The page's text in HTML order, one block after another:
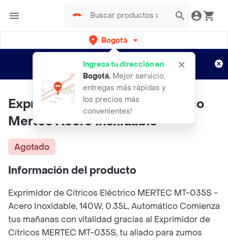
Bogotá
Ingresa tu dirección en
Bogotá. Mejor servicio,
entregas más rápidas y
los precios más
convenientes!
envíos gratis por semanas
Aplican TyC
Exprimidor Electrico Automatico
Mertec Acero Inoxidable
Agotado
Información del producto
Exprimidor de Cítricos Eléctrico MERTEC MT-035S -
Acero Inoxidable, 140W, 0.35L, Automático Comienza
tus mañanas con vitalidad gracias al Exprimidor de
Cítricos MERTEC MT-035S, tu aliado para zumos